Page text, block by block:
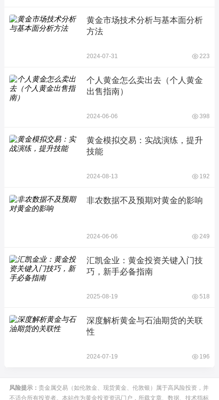
黄金市场技术分析与基本面分析
方法
2024-07-31 223
个人黄金怎么卖出去（个人黄金
出售指南）
2024-06-06 398
黄金模拟交易：实战演练，提升
技能
2024-08-13 192
非农数据不及预期对黄金的影响
2024-06-06 249
汇凯金业：黄金投资关键入门技
巧，新手必备指南
2025-08-19 518
深度解析黄金与石油期货的关联
性
2024-07-19 196
风险提示： 贵金属交易（如伦敦金、现货黄金、伦敦银）属于高风险投资，并
不适合所有投资者。本站作为黄金投资资讯门户，所载文章、数据、技术指标